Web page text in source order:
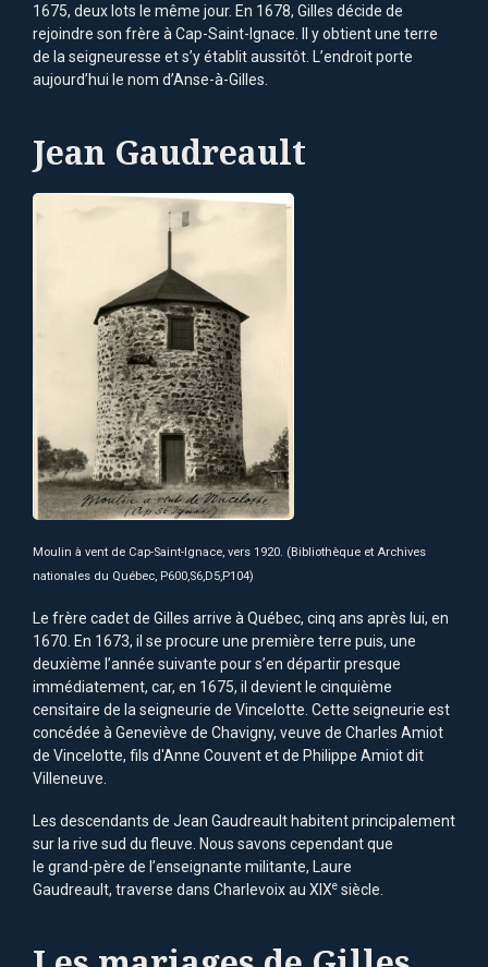
1675, deux lots le même jour. En 1678, Gilles décide de
rejoindre son frère à Cap-Saint-Ignace. Il y obtient une terre
de la seigneuresse et s’y établit aussitôt. L’endroit porte
aujourd’hui le nom d’Anse-à-Gilles.
Jean Gaudreault
Moulin à vent de Cap-Saint-Ignace, vers 1920. (Bibliothèque et Archives
nationales du Québec, P600,S6,D5,P104)
Le frère cadet de Gilles arrive à Québec, cinq ans après lui, en
1670. En 1673, il se procure une première terre puis, une
deuxième l’année suivante pour s’en départir presque
immédiatement, car, en 1675, il devient le cinquième
censitaire de la seigneurie de Vincelotte. Cette seigneurie est
concédée à Geneviève de Chavigny, veuve de Charles Amiot
de Vincelotte, fils d'Anne Couvent et de Philippe Amiot dit
Villeneuve.
Les descendants de Jean Gaudreault habitent principalement
sur la rive sud du fleuve. Nous savons cependant que
le grand-père de l’enseignante militante, Laure
Gaudreault, traverse dans Charlevoix au XIXe siècle.